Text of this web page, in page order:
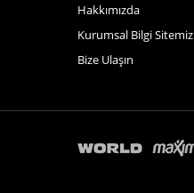
Hakkımızda
Kurumsal Bilgi Sitemiz
Bize Ulaşın